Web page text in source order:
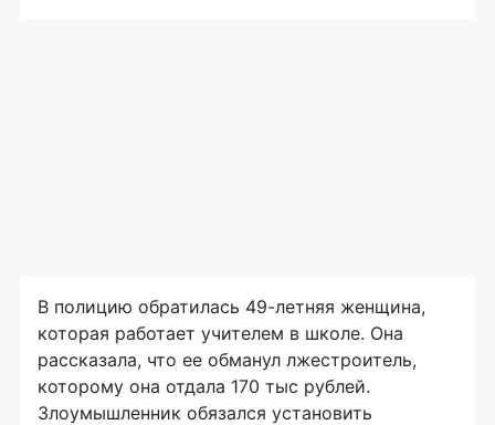
В полицию обратилась 49-летняя женщина,
которая работает учителем в школе. Она
рассказала, что ее обманул лжестроитель,
которому она отдала 170 тыс рублей.
Злоумышленник обязался установить